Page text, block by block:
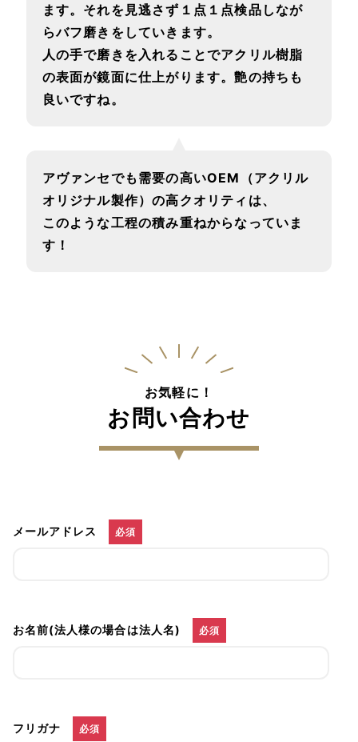
ます。それを見逃さず１点１点検品しなが
らバフ磨きをしていきます。
人の手で磨きを入れることでアクリル樹脂
の表面が鏡面に仕上がります。艶の持ちも
良いですね。
アヴァンセでも需要の高いOEM（アクリル
オリジナル製作）の高クオリティは、
このような工程の積み重ねからなっていま
す！
お気軽に！
お問い合わせ
メールアドレス 必須
お名前(法人様の場合は法人名) 必須
フリガナ 必須